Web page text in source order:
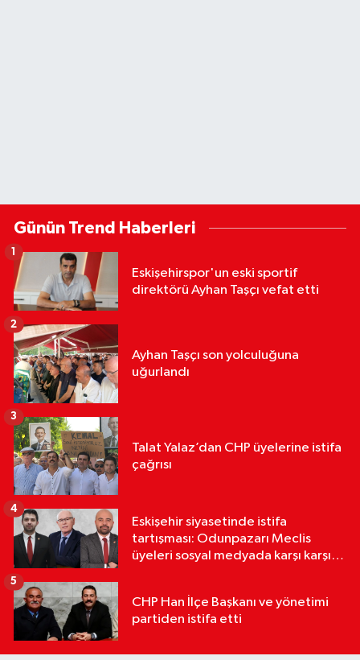
Günün Trend Haberleri
Eskişehirspor'un eski sportif
direktörü Ayhan Taşçı vefat etti
1
Ayhan Taşçı son yolculuğuna
uğurlandı
2
Talat Yalaz’dan CHP üyelerine istifa
çağrısı
3
Eskişehir siyasetinde istifa
tartışması: Odunpazarı Meclis
üyeleri sosyal medyada karşı karşıya
4
CHP Han İlçe Başkanı ve yönetimi
partiden istifa etti
5